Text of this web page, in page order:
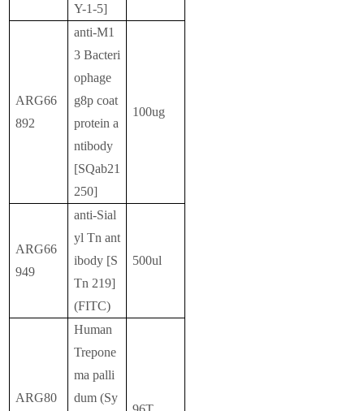
Y-1-5]
ARG66
892
anti-M1
3 Bacteri
ophage
g8p coat
protein a
ntibody
[SQab21
250]
100ug
ARG66
949
anti-Sial
yl Tn ant
ibody [S
Tn 219]
(FITC)
500ul
ARG80
Human
Trepone
ma palli
dum (Sy